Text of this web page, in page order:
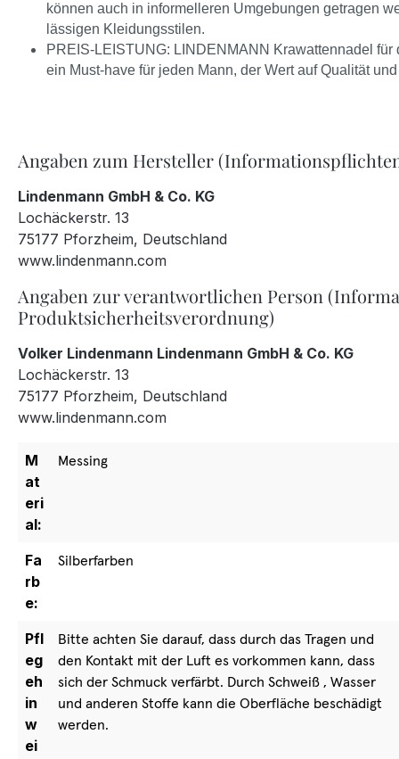
können auch in informelleren Umgebungen getragen
lässigen Kleidungsstilen.
PREIS-LEISTUNG: LINDENMANN Krawattennadel
ein Must-have für jeden Mann, der Wert auf Qualität
Angaben zum Hersteller
Lindenmann GmbH & Co. KG
Lochäckerstr. 13
75177 Pforzheim, Deutschland
www.lindenmann.com
Angaben zur verantwortlichen Person
Produktsicherheitsverordnung)
Volker Lindenmann Lindenmann GmbH & Co. KG
Lochäckerstr. 13
75177 Pforzheim, Deutschland
www.lindenmann.com
M
at
eri
al:
Messing
Fa
rb
e:
Silberfarben
Pfl
eg
eh
in
w
ei
Bitte achten Sie darauf, dass durch das Tragen und
den Kontakt mit der Luft es vorkommen kann, dass
sich der Schmuck verfärbt. Durch Schweiß , Wasser
und anderen Stoffe kann die Oberfläche beschädigt
werden.